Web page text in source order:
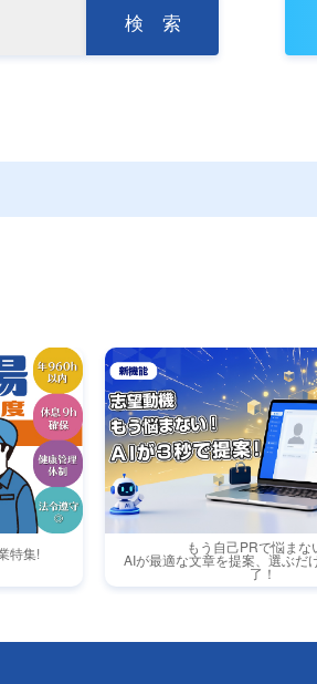
検 索
特集! もう自己PRで悩まな
AIが最適な文章を提案、選ぶだ
了！